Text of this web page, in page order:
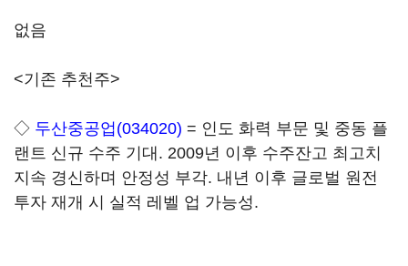
없음
<기존 추천주>
◇ 두산중공업(034020) = 인도 화력 부문 및 중동 플
랜트 신규 수주 기대. 2009년 이후 수주잔고 최고치
지속 경신하며 안정성 부각. 내년 이후 글로벌 원전
투자 재개 시 실적 레벨 업 가능성.